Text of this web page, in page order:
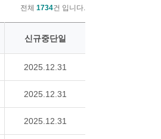
전체 1734건 입니다.
신규중단일
2025.12.31
2025.12.31
2025.12.31